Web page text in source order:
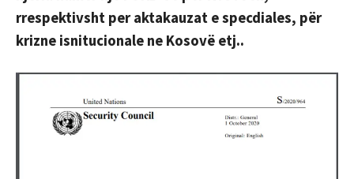
rrespektivsht per aktakauzat e specdiales, për
krizne isnitucionale ne Kosovë etj..